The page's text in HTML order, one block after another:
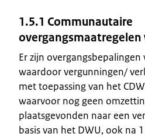
1.5.1 Communautaire
overgangsmaatregelen
Er zijn overgangsbepalingen
waardoor vergunningen/
met toepassing van het
waarvoor nog geen
plaatsgevonden naar een
basis van het DWU, ook na